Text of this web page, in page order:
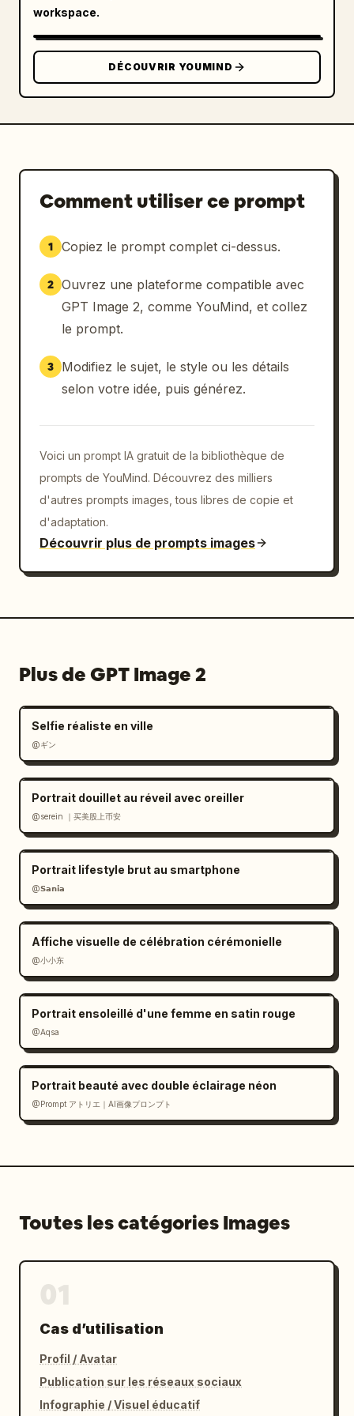
- Ajoutez un contour blanc + une ombre portée
- Léger effet d'autocollant flottant
scrapbook :
blanc + jaune chaud + rose doux (en accord
avec l'ambiance néon)
[Texte manuscrit]
Ajoutez 5 à 8 courtes phrases esthétiques :
- "just me"
- "soft life"
- "stay cozy"
- "little moments"
- "good vibes only"
- "create & grow"
Style :
- police manuscrite
- texte blanc avec un léger éclat
- Focus central : la vraie fille (inchangée)
- Gardez une mise en page équilibrée, propre
[Mots-clés de style]
photo réaliste + autocollants chibi,
chaud, journal scrapbook, éclat doux, haute
[Résultat final]
Une image scrapbook soignée, de haute
qualité, prête pour les réseaux sociaux,
combinant :
sujet réaliste + extensions chibi mignonnes +
gribouillages esthétiques
[À éviter]
- altérer l'identité faciale
- embellissement excessif ou distorsion
faciale par IA
- composition encombrée
- couvrir le sujet
workspace.
DÉCOUVRIR YOUMIND
Comment utiliser ce prompt
1 Copiez le prompt complet ci-dessus.
2 Ouvrez une plateforme compatible avec
GPT Image 2, comme YouMind, et collez
le prompt.
3
Modifiez le sujet, le style ou les détails
selon votre idée, puis générez.
Voici un prompt IA gratuit de la bibliothèque de
prompts de YouMind. Découvrez des milliers
d'autres prompts images, tous libres de copie et
d'adaptation.
Découvrir plus de prompts images
Plus de GPT Image 2
Selfie réaliste en ville
@ギン
Portrait douillet au réveil avec oreiller
@serein ｜买美股上币安
Portrait lifestyle brut au smartphone
@𝗦𝗮𝗻𝗶𝗮
Affiche visuelle de célébration cérémonielle
@小小东
Portrait ensoleillé d'une femme en satin rouge
@Aqsa
Portrait beauté avec double éclairage néon
@Prompt アトリエ｜AI画像プロンプト
Toutes les catégories Images
Cas d’utilisation
Profil / Avatar
Publication sur les réseaux sociaux
Infographie / Visuel éducatif